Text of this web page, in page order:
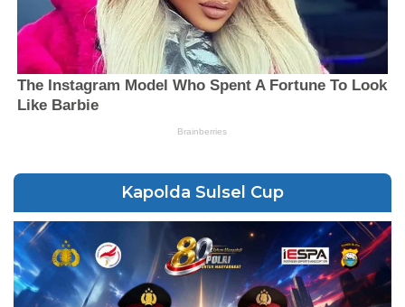
Kapolda Sulsel Cup